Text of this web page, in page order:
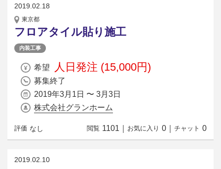
2019.02.18
東京都
フロアタイル貼り施工
内装工事
希望 人日発注 (15,000円)
募集終了
2019年3月1日 〜 3月3日
株式会社グランホーム
評価 なし 閲覧 1101 お気に入り 0 チャット 0
2019.02.10